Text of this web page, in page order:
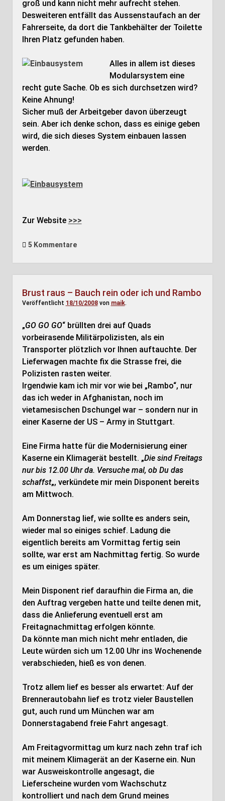
groß und kann nicht mehr aufrecht stehen.
Desweiteren entfällt das Aussenstaufach an der
Fahrerseite, da dort die Tankbehälter der Toilette
Ihren Platz gefunden haben.
Alles in allem ist dieses
Modularsystem eine
recht gute Sache. Ob es sich durchsetzen wird?
Keine Ahnung!
Sicher muß der Arbeitgeber davon überzeugt
sein. Aber ich denke schon, dass es einige geben
wird, die sich dieses System einbauen lassen
werden.
Zur Website >>>
5 Kommentare
Brust raus – Bauch rein oder ich und Rambo
Veröffentlicht 18/10/2008von maik.
„GO GO GO“ brüllten drei auf Quads
vorbeirasende Militärpolizisten, als ein
Transporter plötzlich vor Ihnen auftauchte. Der
Lieferwagen machte fix die Strasse frei, die
Polizisten rasten weiter.
Irgendwie kam ich mir vor wie bei „Rambo“, nur
das ich weder in Afghanistan, noch im
vietamesischen Dschungel war – sondern nur in
einer Kaserne der US – Army in Stuttgart.
Eine Firma hatte für die Modernisierung einer
Kaserne ein Klimagerät bestellt. „Die sind Freitags
nur bis 12.00 Uhr da. Versuche mal, ob Du das
schaffst„, verkündete mir mein Disponent bereits
am Mittwoch.
Am Donnerstag lief, wie sollte es anders sein,
wieder mal so einiges schief. Ladung die
eigentlich bereits am Vormittag fertig sein
sollte, war erst am Nachmittag fertig. So wurde
es um einiges später.
Mein Disponent rief daraufhin die Firma an, die
den Auftrag vergeben hatte und teilte denen mit,
dass die Anlieferung eventuell erst am
Freitagnachmittag erfolgen könnte.
Da könnte man mich nicht mehr entladen, die
Leute würden sich um 12.00 Uhr ins Wochenende
verabschieden, hieß es von denen.
Trotz allem lief es besser als erwartet: Auf der
Brennerautobahn lief es trotz vieler Baustellen
gut, auch rund um München war am
Donnerstagabend freie Fahrt angesagt.
Am Freitagvormittag um kurz nach zehn traf ich
mit meinem Klimagerät an der Kaserne ein. Nun
war Ausweiskontrolle angesagt, die
Lieferscheine wurden vom Wachschutz
kontrolliert und nach dem Grund meines